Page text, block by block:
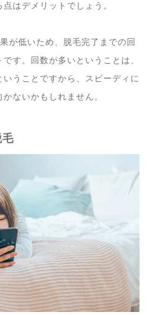
はデメリットでしょう。
が低いため、脱毛完了までの回
す。回数が多いということは、
うことですから、スピーディに
ないかもしれません。
毛